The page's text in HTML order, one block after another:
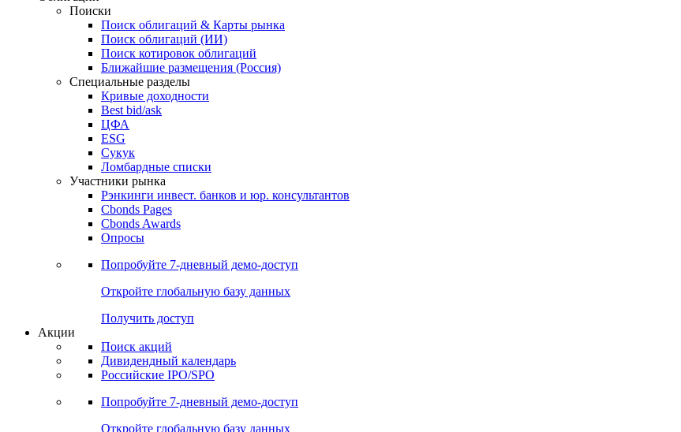
ежеквартальный аналитический журнал
Облигации
Поиски
Поиск облигаций & Карты рынка
Поиск облигаций (ИИ)
Поиск котировок облигаций
Ближайшие размещения (Россия)
Специальные разделы
Кривые доходности
Best bid/ask
ЦФА
ESG
Сукук
Ломбардные списки
Участники рынка
Рэнкинги инвест. банков и юр. консультантов
Cbonds Pages
Cbonds Awards
Опросы
Попробуйте7-дневный
Откройте глобальную базу данных
Получить доступ
Акции
Поиск акций
Дивидендный календарь
Российские IPO/SPO